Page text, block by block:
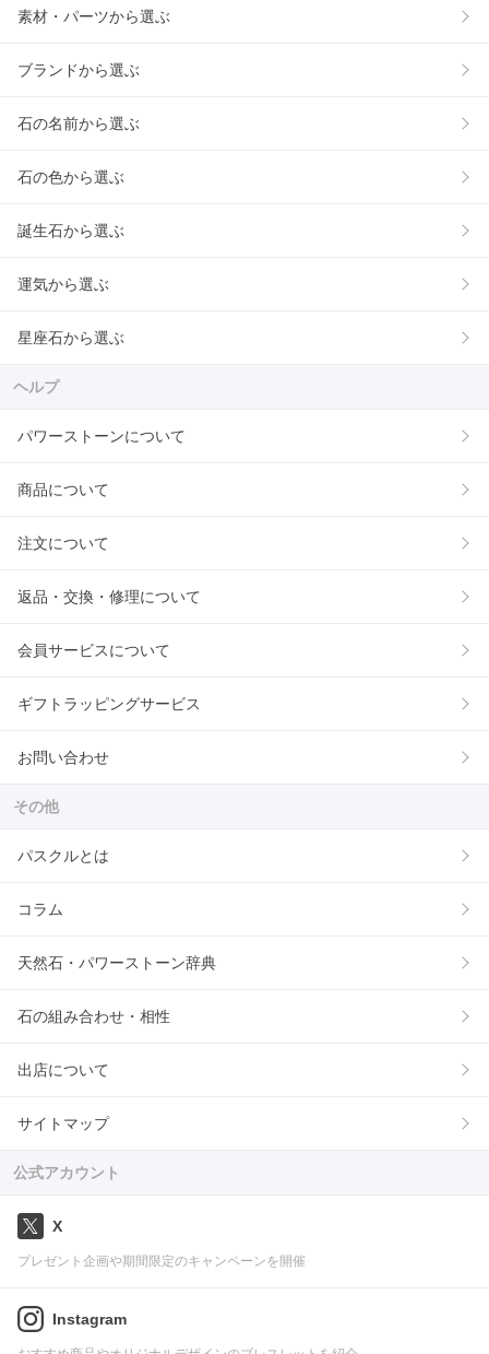
素材・パーツから選ぶ
ブランドから選ぶ
石の名前から選ぶ
石の色から選ぶ
誕生石から選ぶ
運気から選ぶ
星座石から選ぶ
ヘルプ
パワーストーンについて
商品について
注文について
返品・交換・修理について
会員サービスについて
ギフトラッピングサービス
お問い合わせ
その他
パスクルとは
コラム
天然石・パワーストーン辞典
石の組み合わせ・相性
出店について
サイトマップ
公式アカウント
X
プレゼント企画や期間限定のキャンペーンを開催
Instagram